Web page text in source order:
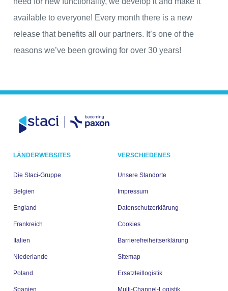
available to everyone! Every month there is a new
release that benefits all our partners. It’s one of the
reasons we’ve been growing for over 30 years!
LÄNDERWEBSITES
Die Staci-Gruppe
Belgien
England
Frankreich
Italien
Niederlande
Poland
Spanien
VERSCHIEDENES
Unsere Standorte
Impressum
Datenschutzerklärung
Cookies
Barrierefreiheitserklärung
Sitemap
Ersatzteillogistik
Multi-Channel-Logistik